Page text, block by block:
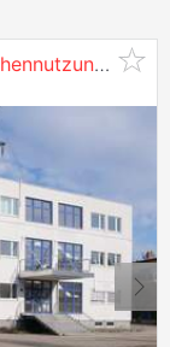
Betriebsliegenschaft mit Flexibler Flächennutzung in Top Lage